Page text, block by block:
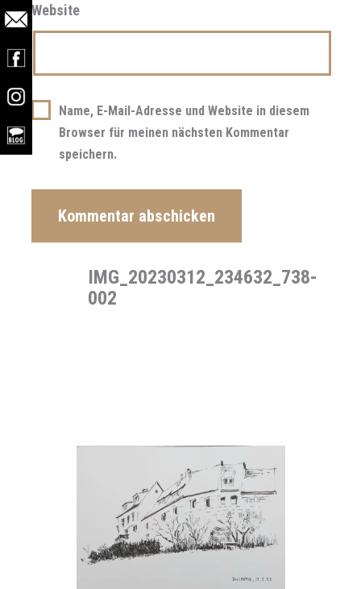
IMG_20230312_234632_738-
002
Website
Name, E-Mail-Adresse und Website in diesem
Browser für meinen nächsten Kommentar
speichern.